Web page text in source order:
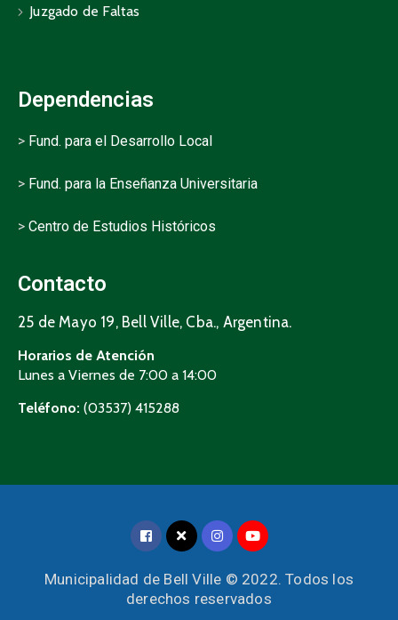
Juzgado de Faltas
Dependencias
> Fund. para el Desarrollo Local
> Fund. para la Enseñanza Universitaria
> Centro de Estudios Históricos
Contacto
25 de Mayo 19, Bell Ville, Cba., Argentina.
Horarios de Atención
Lunes a Viernes de 7:00 a 14:00
Teléfono: (03537) 415288
Municipalidad de Bell Ville © 2022. Todos los
derechos reservados